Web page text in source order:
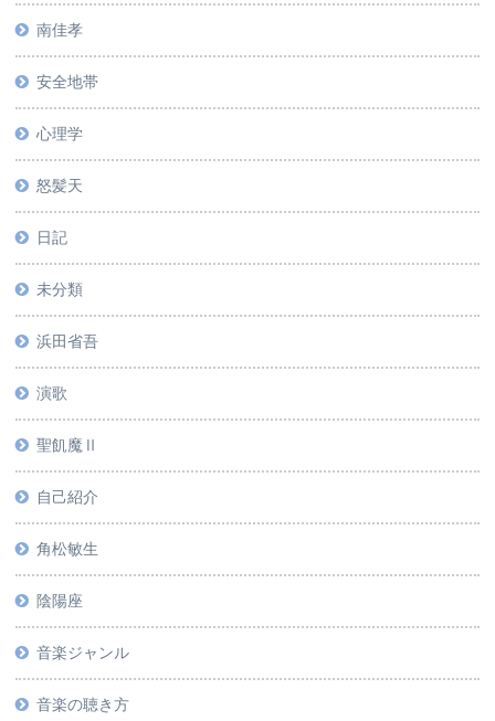
南佳孝
安全地帯
心理学
怒髪天
日記
未分類
浜田省吾
演歌
聖飢魔Ⅱ
自己紹介
角松敏生
陰陽座
音楽ジャンル
音楽の聴き方